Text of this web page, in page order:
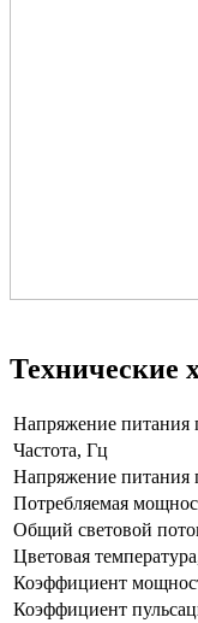
Технические
Напряжение питания
Частота, Гц
Напряжение питания
Потребляемая
Общий световой
Цветовая
Коэффициент
Коэффициент